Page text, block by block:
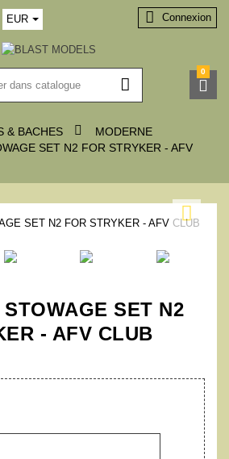
EUR

 Connexion

0
& BACHES  MODERNE
SET N2 FOR STRYKER - AFV

SET N2
- AFV CLUB